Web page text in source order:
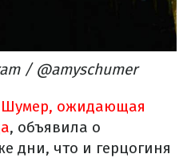
/ @amyschumer
ожидающая
, объявила о
дни, что и герцогиня